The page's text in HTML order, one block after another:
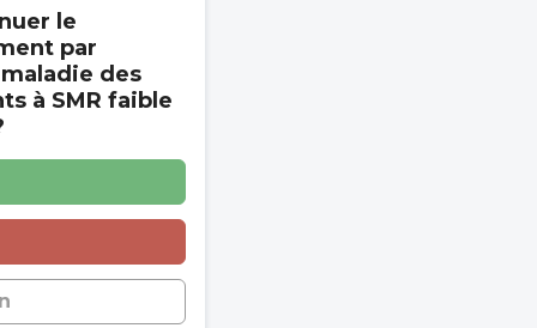
le
par
des
à SMR faible